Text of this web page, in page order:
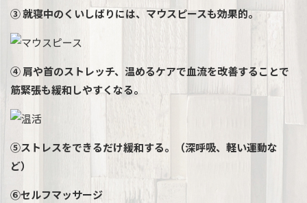
③ 就寝中のくいしばりには、マウスピースも効果的。
④ 肩や首のストレッチ、温めるケアで血流を改善することで
筋緊張も緩和しやすくなる。
⑤ストレスをできるだけ緩和する。（深呼吸、軽い運動な
ど）
⑥セルフマッサージ